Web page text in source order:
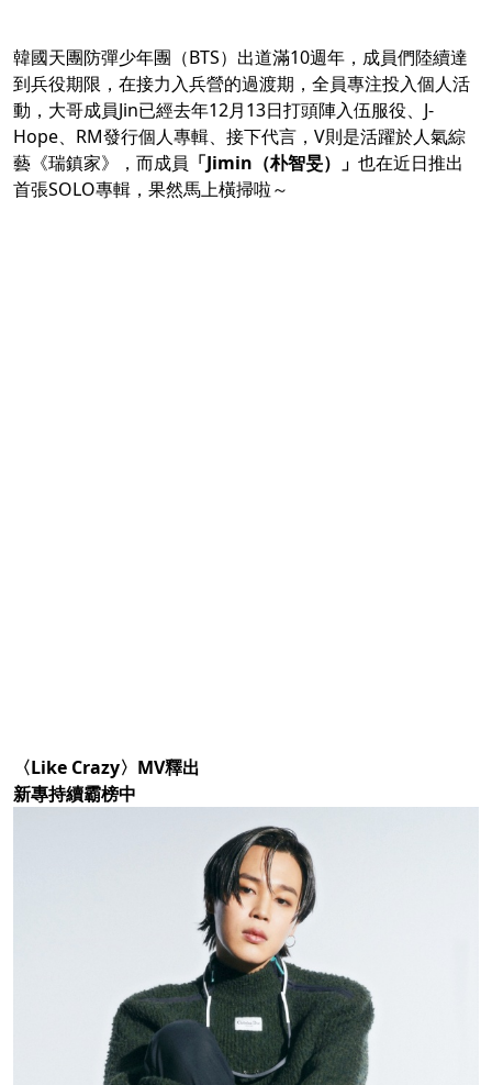
韓國天團防彈少年團（BTS）出道滿10週年，成員們陸續達
到兵役期限，在接力入兵營的過渡期，全員專注投入個人活
動，大哥成員Jin已經去年12月13日打頭陣入伍服役、J-
Hope、RM發行個人專輯、接下代言，V則是活躍於人氣綜
藝《瑞鎮家》，而成員 「Jimin（朴智旻）」 也在近日推出
首張SOLO專輯，果然馬上橫掃啦～
〈Like Crazy〉MV釋出
新專持續霸榜中